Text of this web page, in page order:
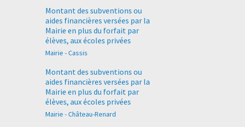
Montant des subventions ou
aides financières versées par la
Mairie en plus du forfait par
élèves, aux écoles privées
Mairie - Cassis
Montant des subventions ou
aides financières versées par la
Mairie en plus du forfait par
élèves, aux écoles privées
Mairie - Château-Renard